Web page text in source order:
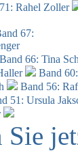
Rahel Zoller
67:
Band 66: Tina
Band 60:
Band 56:
51: Ursula
Sie